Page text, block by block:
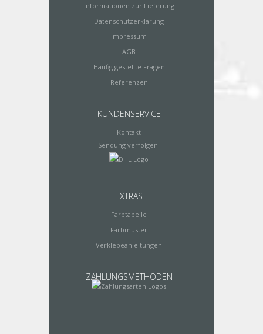
Informationen zur Lieferung
Datenschutzerklärung
Impressum
AGB
Häufig gestellte Fragen
Referenzen
KUNDENSERVICE
Kontakt
Sendung verfolgen:
EXTRAS
Farbtabelle
Farbmuster
Verklebeanleitungen
ZAHLUNGSMETHODEN